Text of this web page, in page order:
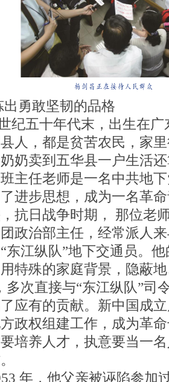
勇敢坚韧的品格
纪五十年代末，出生在广
人，都是贫苦农民，家
奶卖到五华县一户生活
主任老师是一名中共地
进步思想，成为一名革
抗日战争时期， 那位老
政治部主任，经常派人
东江纵队”地下交通员。
特殊的家庭背景，隐蔽
多次直接与“东江纵队”司
应有的贡献。新中国成
政权组建工作，成为革
培养人才，执意要当一
年，他父亲被诬陷参加